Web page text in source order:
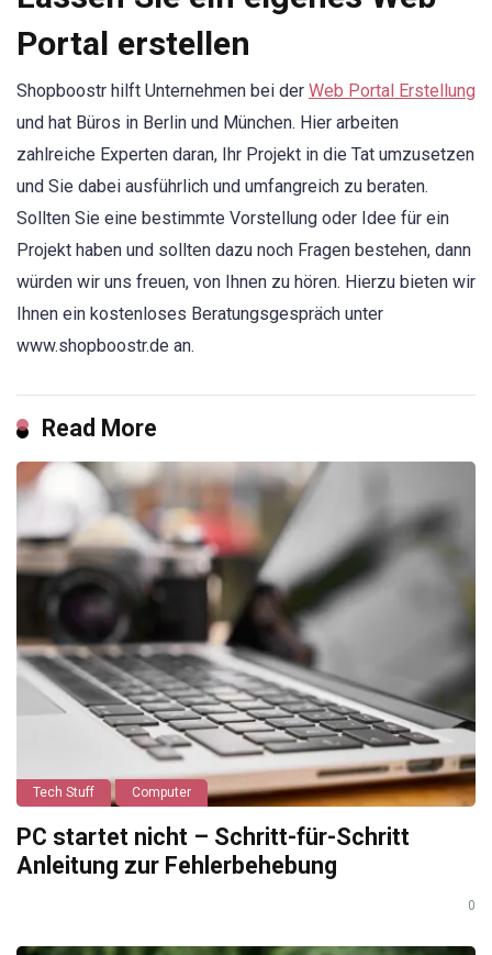
Portal erstellen
Shopboostr hilft Unternehmen bei der Web Portal Erstellung
und hat Büros in Berlin und München. Hier arbeiten
zahlreiche Experten daran, Ihr Projekt in die Tat umzusetzen
und Sie dabei ausführlich und umfangreich zu beraten.
Sollten Sie eine bestimmte Vorstellung oder Idee für ein
Projekt haben und sollten dazu noch Fragen bestehen, dann
würden wir uns freuen, von Ihnen zu hören. Hierzu bieten wir
Ihnen ein kostenloses Beratungsgespräch unter
www.shopboostr.de an.
Read More
Tech Stuff Computer
PC startet nicht – Schritt-für-Schritt
Anleitung zur Fehlerbehebung
0